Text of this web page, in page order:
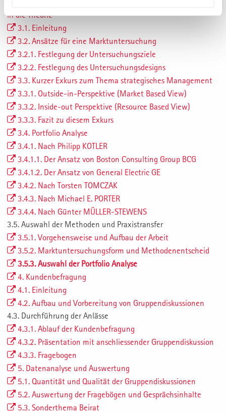
in die Theorie
3.1. Einleitung
3.2. Ansätze für eine Marktuntersuchung
3.2.1. Festlegung der Untersuchungsziele
3.2.2. Festlegung des Untersuchungsdesigns
3.3. Kurzer Exkurs zum Thema strategisches Management
3.3.1. Outside-in-Perspektive (Market Based View)
3.3.2. Inside-out Perspektive (Resource Based View)
3.3.3. Fazit zu diesem Exkurs
3.4. Portfolio Analyse
3.4.1. Nach Philipp KOTLER
3.4.1.1. Der Ansatz von Boston Consulting Group BCG
3.4.1.2. Der Ansatz von General Electric GE
3.4.2. Nach Torsten TOMCZAK
3.4.3. Nach Michael E. PORTER
3.4.4. Nach Günter MÜLLER-STEWENS
3.5. Auswahl der Methoden und Praxistransfer
3.5.1. Vorgehensweise und Aufbau der Arbeit
3.5.2. Marktuntersuchungsform und Methodenentscheid
3.5.3. Auswahl der Portfolio Analyse
4. Kundenbefragung
4.1. Einleitung
4.2. Aufbau und Vorbereitung von Gruppendiskussionen
4.3. Durchführung der Anlässe
4.3.1. Ablauf der Kundenbefragung
4.3.2. Präsentation mit anschliessender Gruppendiskussion
4.3.3. Fragebogen
5. Datenanalyse und Auswertung
5.1. Quantität und Qualität der Gruppendiskussionen
5.2. Auswertung der Fragebögen und Gesprächsinhalte
5.3. Sonderthema Beirat